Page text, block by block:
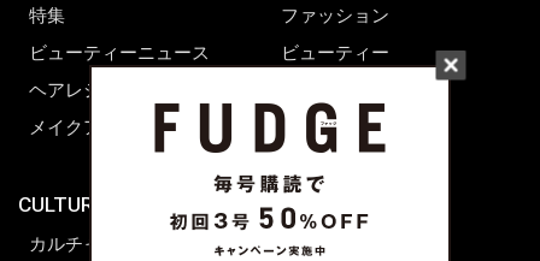
特集
ビューティーニュース
ヘアレシピ ストーリーズ
メイクアップティップス
CULTURE & LIFE
カルチャー
ファッション
ビューティー
ライフスタイル